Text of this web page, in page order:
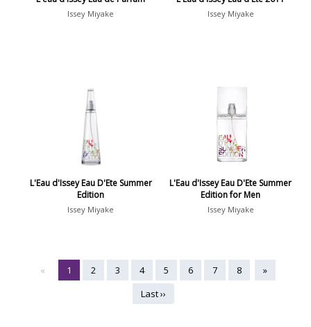
Issey Miyake Issey Miyake
L'Eau d'Issey Eau D'Ete Summer
Edition
Issey Miyake
L'Eau d'Issey Eau D'Ete Summer
Edition for Men
Issey Miyake
« 1 2 3 4 5 6 7 8
»
Last ››